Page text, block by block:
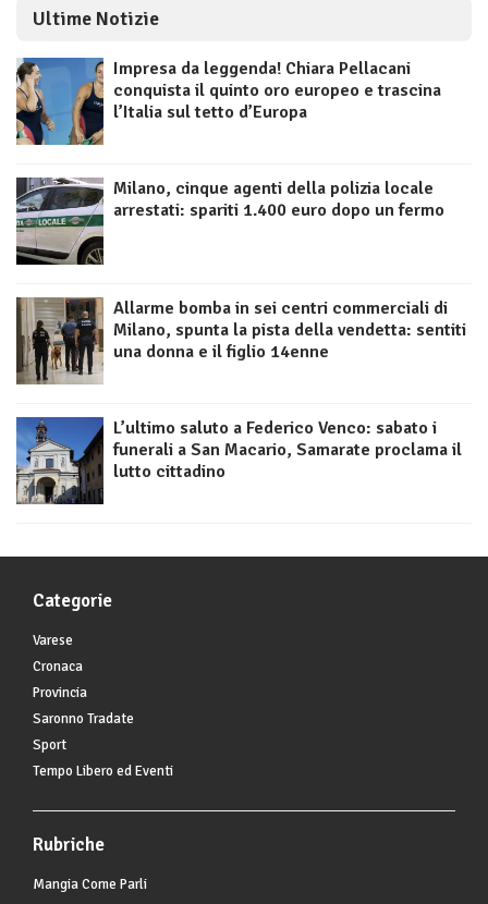
Ultime Notizie
Impresa da leggenda! Chiara Pellacani
conquista il quinto oro europeo e trascina
l’Italia sul tetto d’Europa
Milano, cinque agenti della polizia locale
arrestati: spariti 1.400 euro dopo un fermo
Allarme bomba in sei centri commerciali di
Milano, spunta la pista della vendetta: sentiti
una donna e il figlio 14enne
L’ultimo saluto a Federico Venco: sabato i
funerali a San Macario, Samarate proclama il
lutto cittadino
Categorie
Varese
Cronaca
Provincia
Saronno Tradate
Sport
Tempo Libero ed Eventi
Rubriche
Mangia Come Parli